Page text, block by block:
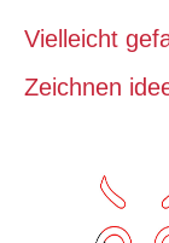
Vielleicht
Zeichnen